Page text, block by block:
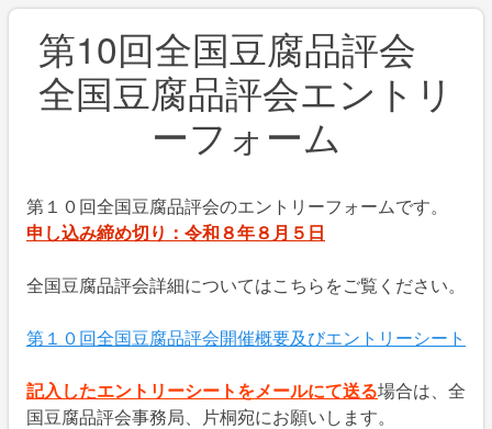
第10回全国豆腐品評会
全国豆腐品評会エントリ
ーフォーム
第１０回全国豆腐品評会のエントリーフォームです。
申し込み締め切り：令和８年８月５日
全国豆腐品評会詳細についてはこちらをご覧ください。
第１０回全国豆腐品評会開催概要及びエントリーシート
記入したエントリーシートをメールにて送る場合は、全
国豆腐品評会事務局、片桐宛にお願いします。